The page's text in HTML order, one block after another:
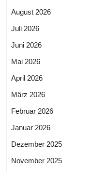
August 2026
Juli 2026
Juni 2026
Mai 2026
April 2026
März 2026
Februar 2026
Januar 2026
Dezember 2025
November 2025